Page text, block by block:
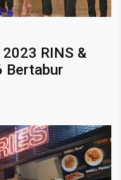
RINS &
Bertabur